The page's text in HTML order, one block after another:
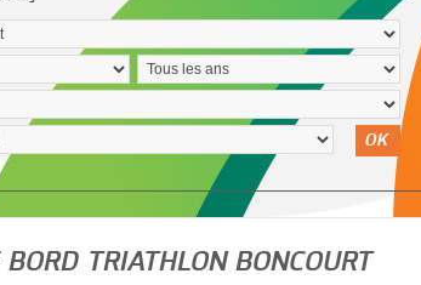
OK
TRIATHLON BONCOURT